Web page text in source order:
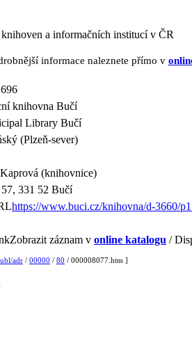
a informačních institucí v ČR
informace naleznete přímo v
knihovna Bučí
Library Bučí
(Plzeň-sever)
Kaprová (knihovnice)
331 52 Bučí
https://www.buci.cz/knihovna/d-3660/
Zobrazit záznam v online katalogu /
adr / 00000 / 80 / 000008077.htm ]